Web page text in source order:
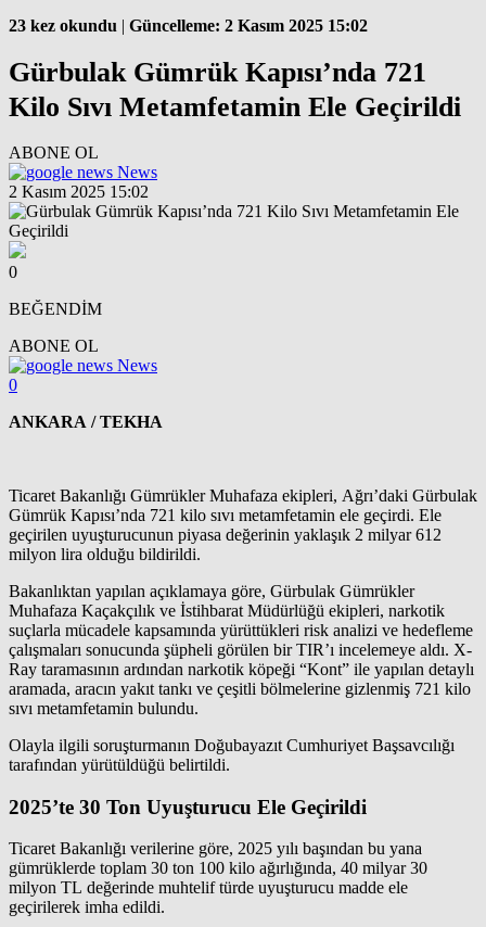
23 kez okundu | Güncelleme: 2 Kasım 2025 15:02
Gürbulak Gümrük Kapısı’nda 721
Kilo Sıvı Metamfetamin Ele Geçirildi
ABONE OL
News
2 Kasım 2025 15:02
0
BEĞENDİM
ABONE OL
News
0
ANKARA / TEKHA
Ticaret Bakanlığı Gümrükler Muhafaza ekipleri, Ağrı’daki Gürbulak
Gümrük Kapısı’nda 721 kilo sıvı metamfetamin ele geçirdi. Ele
geçirilen uyuşturucunun piyasa değerinin yaklaşık 2 milyar 612
milyon lira olduğu bildirildi.
Bakanlıktan yapılan açıklamaya göre, Gürbulak Gümrükler
Muhafaza Kaçakçılık ve İstihbarat Müdürlüğü ekipleri, narkotik
suçlarla mücadele kapsamında yürüttükleri risk analizi ve hedefleme
çalışmaları sonucunda şüpheli görülen bir TIR’ı incelemeye aldı. X-
Ray taramasının ardından narkotik köpeği “Kont” ile yapılan detaylı
aramada, aracın yakıt tankı ve çeşitli bölmelerine gizlenmiş 721 kilo
sıvı metamfetamin bulundu.
Olayla ilgili soruşturmanın Doğubayazıt Cumhuriyet Başsavcılığı
tarafından yürütüldüğü belirtildi.
2025’te 30 Ton Uyuşturucu Ele Geçirildi
Ticaret Bakanlığı verilerine göre, 2025 yılı başından bu yana
gümrüklerde toplam 30 ton 100 kilo ağırlığında, 40 milyar 30
milyon TL değerinde muhtelif türde uyuşturucu madde ele
geçirilerek imha edildi.